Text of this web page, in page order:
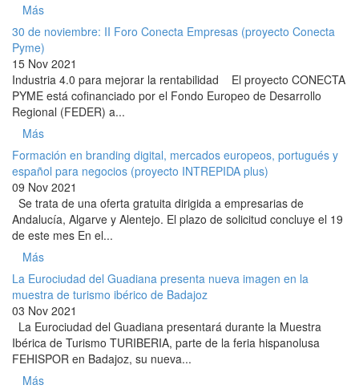
Más
30 de noviembre: II Foro Conecta Empresas (proyecto Conecta
Pyme)
15 Nov 2021
Industria 4.0 para mejorar la rentabilidad El proyecto CONECTA
PYME está cofinanciado por el Fondo Europeo de Desarrollo
Regional (FEDER) a...
Más
Formación en branding digital, mercados europeos, portugués y
español para negocios (proyecto INTREPIDA plus)
09 Nov 2021
Se trata de una oferta gratuita dirigida a empresarias de
Andalucía, Algarve y Alentejo. El plazo de solicitud concluye el 19
de este mes En el...
Más
La Eurociudad del Guadiana presenta nueva imagen en la
muestra de turismo ibérico de Badajoz
03 Nov 2021
La Eurociudad del Guadiana presentará durante la Muestra
Ibérica de Turismo TURIBERIA, parte de la feria hispanolusa
FEHISPOR en Badajoz, su nueva...
Más